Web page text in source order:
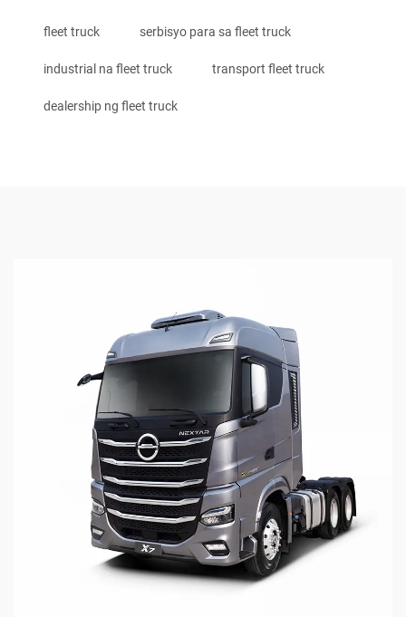
fleet truck serbisyo para sa fleet truck
industrial na fleet truck transport fleet truck
dealership ng fleet truck